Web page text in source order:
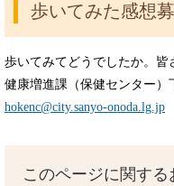
歩いてみた感想
歩いてみてどうでしたか。皆
健康増進課（保健センター）
hokenc@city.sanyo-onoda.lg.jp
このページに関す